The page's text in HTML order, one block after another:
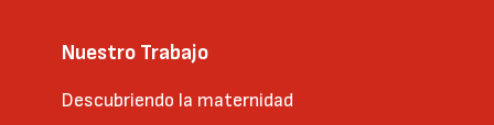
Nuestro Trabajo
Descubriendo la maternidad